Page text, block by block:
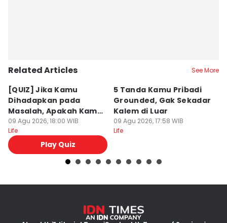
Related Articles See More
[QUIZ] Jika Kamu
Dihadapkan pada
Masalah, Apakah Kamu
Mudah Marah atau
Penyabar?
09 Agu 2026, 18:00 WIB
Life
Play Quiz
5 Tanda Kamu Pribadi
Grounded, Gak Sekadar
Kalem di Luar
09 Agu 2026, 17:58 WIB
Life